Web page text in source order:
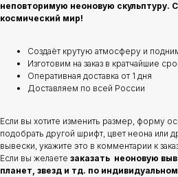
неповторимую неоновую скульптуру.
космический мир!
Создаёт крутую атмосферу и
Изготовим на заказ в кратчайшие
Оперативная доставка от 1 дня
Доставляем по всей России
Если вы хотите изменить размер, форму
подобрать другой шрифт, цвет неона или
вывески, укажите это в комментарии к
Если вы желаете заказать неоновую
планет, звезд и тд. по